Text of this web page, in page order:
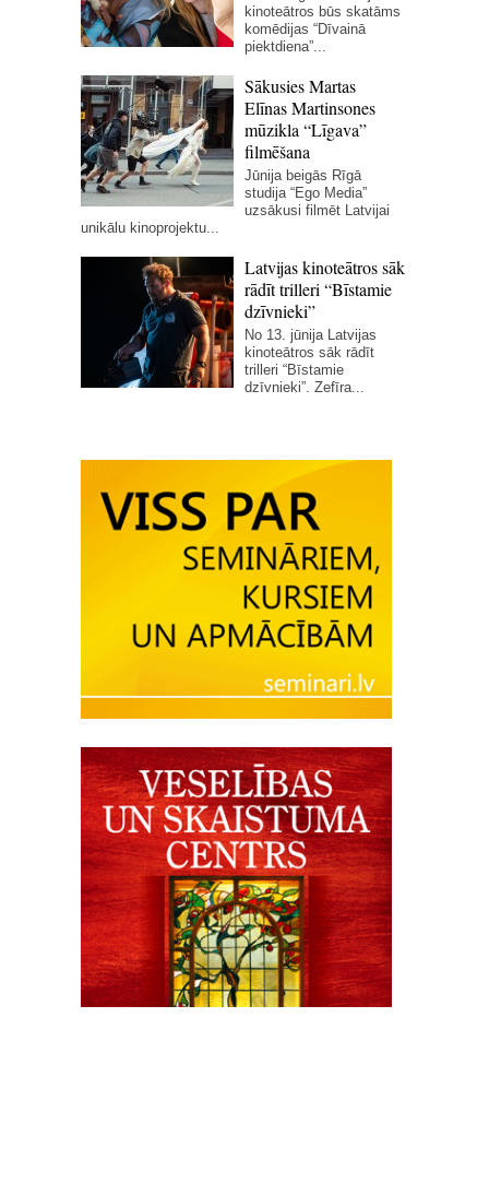
kinoteātros būs skatāms
komēdijas “Dīvainā
piektdiena”...
Sākusies Martas
Elīnas Martinsones
mūzikla “Līgava”
filmēšana
Jūnija beigās Rīgā
studija “Ego Media”
uzsākusi filmēt Latvijai
unikālu kinoprojektu...
Latvijas kinoteātros sāk
rādīt trilleri “Bīstamie
dzīvnieki”
No 13. jūnija Latvijas
kinoteātros sāk rādīt
trilleri “Bīstamie
dzīvnieki”. Zefīra...